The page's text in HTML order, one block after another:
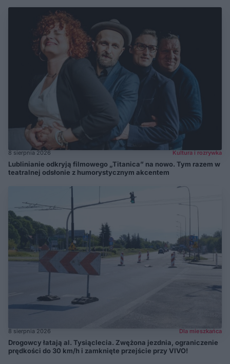
8 sierpnia 2026 Kultura i rozrywka
Lublinianie odkryją filmowego „Titanica” na nowo. Tym razem w
teatralnej odsłonie z humorystycznym akcentem
8 sierpnia 2026 Dla mieszkańca
Drogowcy łatają al. Tysiąclecia. Zwężona jezdnia, ograniczenie
prędkości do 30 km/h i zamknięte przejście przy VIVO!